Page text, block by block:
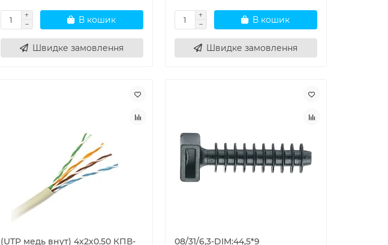
В кошик
Швидке замовлення
В кошик
Швидке замовлення
(UTP медь внут) 4х2х0.50 КПВ-
08/31/6,3-DIM:44,5*9